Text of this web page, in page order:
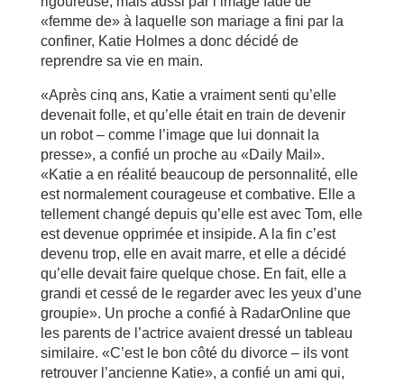
«femme de» à laquelle son mariage a fini par la
confiner, Katie Holmes a donc décidé de
reprendre sa vie en main.
«Après cinq ans, Katie a vraiment senti qu’elle
devenait folle, et qu’elle était en train de devenir
un robot – comme l’image que lui donnait la
presse», a confié un proche au «Daily Mail».
«Katie a en réalité beaucoup de personnalité, elle
est normalement courageuse et combative. Elle a
tellement changé depuis qu’elle est avec Tom, elle
est devenue opprimée et insipide. A la fin c’est
devenu trop, elle en avait marre, et elle a décidé
qu’elle devait faire quelque chose. En fait, elle a
grandi et cessé de le regarder avec les yeux d’une
groupie». Un proche a confié à RadarOnline que
les parents de l’actrice avaient dressé un tableau
similaire. «C’est le bon côté du divorce – ils vont
retrouver l’ancienne Katie», a confié un ami qui,